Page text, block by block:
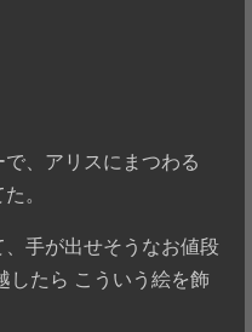
、アリスにまつわる
。
手が出せそうなお値段
したら こういう絵を飾